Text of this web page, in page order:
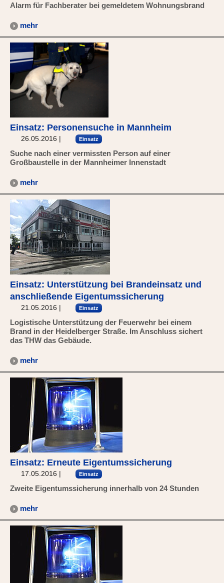
Alarm für Fachberater bei gemeldetem Wohnungsbrand
mehr
Einsatz: Personensuche in Mannheim
26.05.2016 | Einsatz
Suche nach einer vermissten Person auf einer
Großbaustelle in der Mannheimer Innenstadt
mehr
Einsatz: Unterstützung bei Brandeinsatz und
anschließende Eigentumssicherung
21.05.2016 | Einsatz
Logistische Unterstützung der Feuerwehr bei einem
Brand in der Heidelberger Straße. Im Anschluss sichert
das THW das Gebäude.
mehr
Einsatz: Erneute Eigentumssicherung
17.05.2016 | Einsatz
Zweite Eigentumssicherung innerhalb von 24 Stunden
mehr